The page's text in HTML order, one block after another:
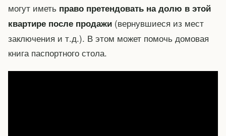
могут иметь право претендовать на долю в этой
квартире после продажи (вернувшиеся из мест
заключения и т.д.). В этом может помочь домовая
книга паспортного стола.